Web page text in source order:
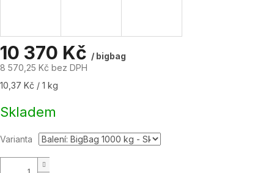
10 370 Kč / bigbag
8 570,25 Kč bez DPH
Měrná
10,37 Kč / 1 kg
Skladem
Varianta